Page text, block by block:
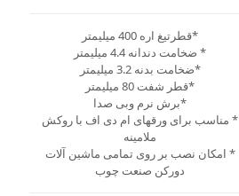
*قطرتیغ اره 400 میلیمتر
* ضخامت دندانه 4.4 میلیمتر
*ضخامت بدنه 3.2 میلیمتر
*قطر شفت 80 میلیمتر
*برش نرم وبی صدا
* مناسب برای ورقهای ام دی اف با روکش
ملامینه
* امکان نصب بر روی تمامی ماشین آلات
دورکن صنعت چوب